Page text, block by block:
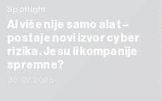
Spotlight
AI više nije samo alat –
postaje novi izvor cyber
rizika. Jesu li kompanije
spremne?